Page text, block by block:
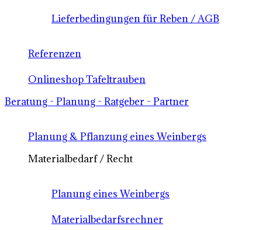
Lieferbedingungen für Reben / AGB
Referenzen
Onlineshop Tafeltrauben
Beratung - Planung - Ratgeber - Partner
Planung & Pflanzung eines Weinbergs
Materialbedarf / Recht
Planung eines Weinbergs
Materialbedarfsrechner